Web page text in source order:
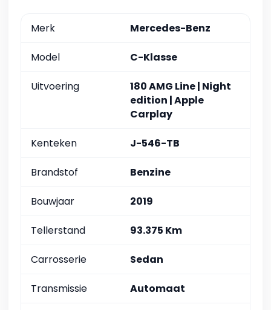
Merk Mercedes-Benz
Model C-Klasse
Uitvoering
180 AMG Line | Night
edition | Apple
Carplay
Kenteken J-546-TB
Brandstof Benzine
Bouwjaar 2019
Tellerstand 93.375 Km
Carrosserie Sedan
Transmissie Automaat